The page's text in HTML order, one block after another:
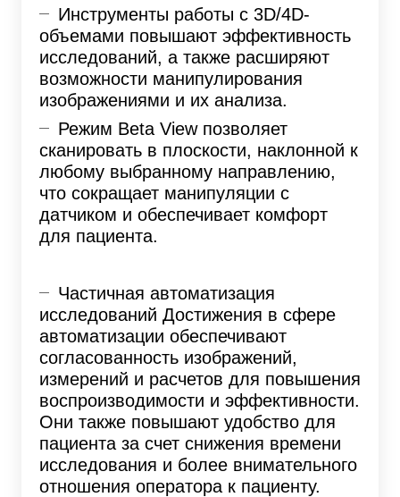
Инструменты работы с 3D/4D-
объемами повышают эффективность
исследований, а также расширяют
возможности манипулирования
изображениями и их анализа.
Режим Beta View позволяет
сканировать в плоскости, наклонной к
любому выбранному направлению,
что сокращает манипуляции с
датчиком и обеспечивает комфорт
для пациента.
Частичная автоматизация
исследований Достижения в сфере
автоматизации обеспечивают
согласованность изображений,
измерений и расчетов для повышения
воспроизводимости и эффективности.
Они также повышают удобство для
пациента за счет снижения времени
исследования и более внимательного
отношения оператора к пациенту.